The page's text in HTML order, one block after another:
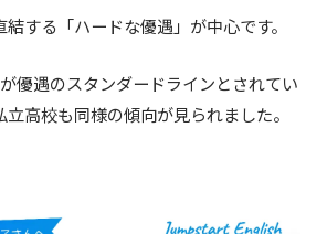
する「ハードな優遇」が中心です。
優遇のスタンダードラインとされてい
高校も同様の傾向が見られました。